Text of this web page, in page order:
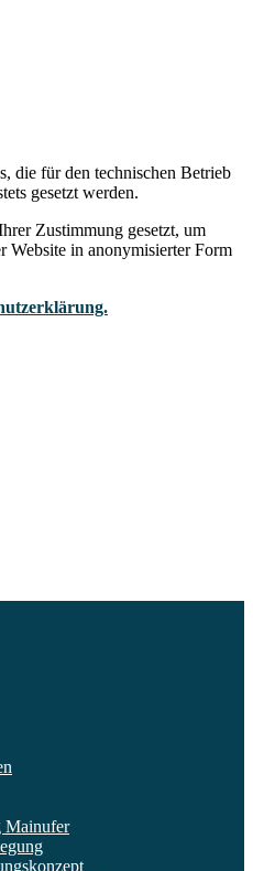
die für den technischen Betrieb
gesetzt werden.
Zustimmung gesetzt, um
Website in anonymisierter Form
Mainufer